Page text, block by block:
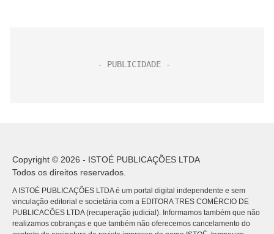
Copyright © 2026 - ISTOÉ PUBLICAÇÕES LTDA
Todos os direitos reservados.
A ISTOÉ PUBLICAÇÕES LTDA é um portal digital independente e sem
vinculação editorial e societária com a EDITORA TRES COMÉRCIO DE
PUBLICACÕES LTDA (recuperação judicial). Informamos também que não
realizamos cobranças e que também não oferecemos cancelamento do